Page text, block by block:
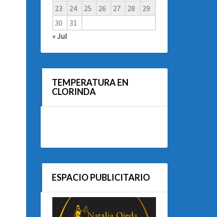
23
24 25 26 27 28
29
30
31
« Jul
TEMPERATURA EN
CLORINDA
ESPACIO PUBLICITARIO